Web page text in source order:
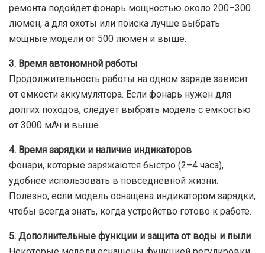
ремонта подойдет фонарь мощностью около 200–300
люмен, а для охоты или поиска лучше выбрать
мощные модели от 500 люмен и выше.
3. Время автономной работы
Продолжительность работы на одном заряде зависит
от емкости аккумулятора. Если фонарь нужен для
долгих походов, следует выбрать модель с емкостью
от 3000 мАч и выше.
4. Время зарядки и наличие индикаторов
Фонари, которые заряжаются быстро (2–4 часа),
удобнее использовать в повседневной жизни.
Полезно, если модель оснащена индикатором зарядки,
чтобы всегда знать, когда устройство готово к работе.
5. Дополнительные функции и защита от воды и пыли